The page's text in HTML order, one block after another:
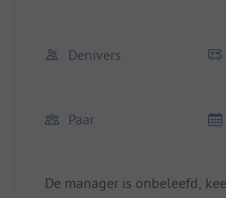
Denivers
Paar
De manager is onbeleefd,